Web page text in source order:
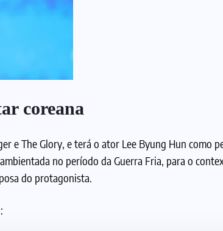
coreana
e The Glory, e terá o ator Lee Byung Hun como
no período da Guerra Fria, para o
do protagonista.